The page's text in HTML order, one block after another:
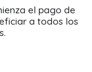
el pago de
a todos los